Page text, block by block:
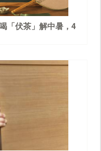
「伏茶」解中暑，4